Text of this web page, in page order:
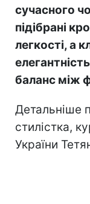
сучасного
підібрані
легкості, а
баланс між
Детальніше
стилістка,
України